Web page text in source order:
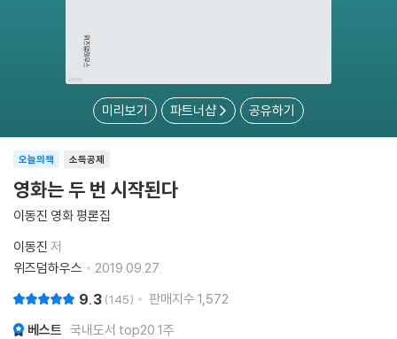
미리보기 파트너샵 공유하기
소득공제
오늘의책
영화는 두 번 시작된다
이동진 영화 평론집
이동진 저
위즈덤하우스
2019.09.27.
9.3 145 판매지수 1,572
베스트 국내도서 top20 1주